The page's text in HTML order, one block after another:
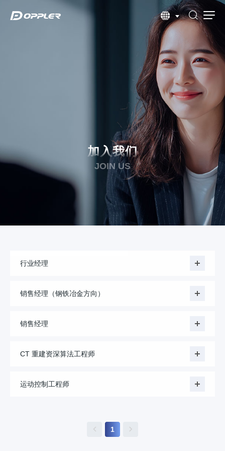
加入我们
JOIN US
行业经理
销售经理（钢铁冶金方向）
销售经理
CT 重建资深算法工程师
运动控制工程师
1